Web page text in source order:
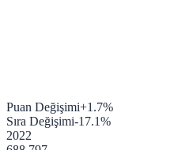
Puan Değişimi+1.7%
Sıra Değişimi-17.1%
2022